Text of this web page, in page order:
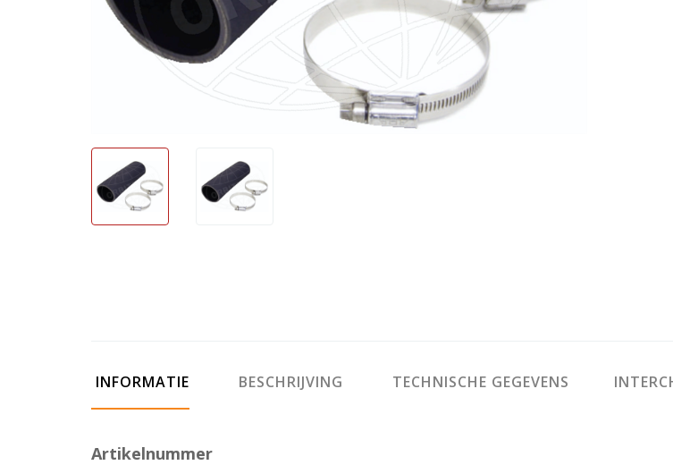
INFORMATIE BESCHRIJVING TECHNISCHE GEGEVENS
Artikelnummer